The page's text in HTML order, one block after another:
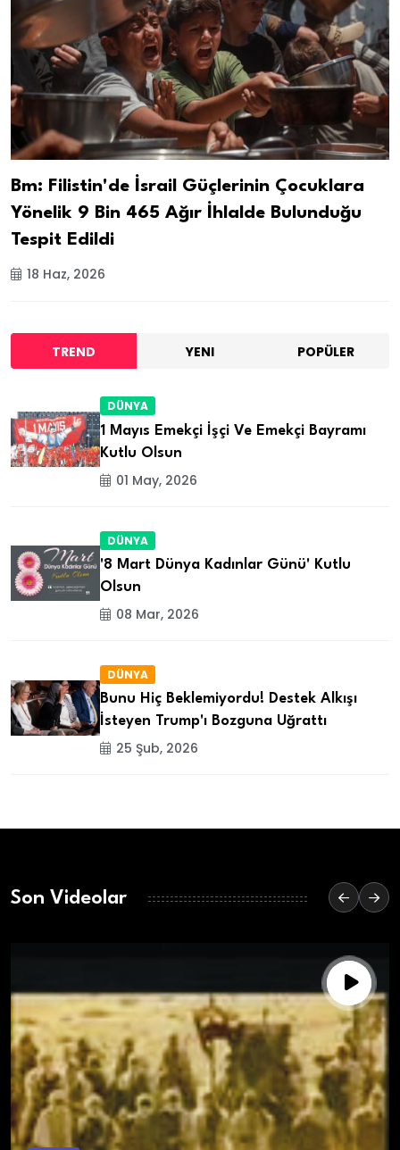
Bm: Filistin'de İsrail Güçlerinin Çocuklara
Yönelik 9 Bin 465 Ağır İhlalde Bulunduğu
Tespit Edildi
18 Haz, 2026
TREND YENI POPÜLER
DÜNYA
1 Mayıs Emekçi İşçi Ve Emekçi Bayramı
Kutlu Olsun
01 May, 2026
DÜNYA
'8 Mart Dünya Kadınlar Günü' Kutlu
Olsun
08 Mar, 2026
DÜNYA
Bunu Hiç Beklemiyordu! Destek Alkışı
İsteyen Trump'ı Bozguna Uğrattı
25 Şub, 2026
Son Videolar